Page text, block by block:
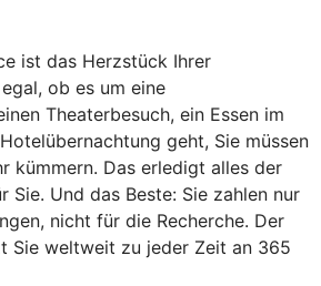
ist das Herzstück Ihrer
ob es um eine
Theaterbesuch, ein Essen im
geht, Sie müssen
kümmern. Das erledigt alles der
Sie. Und das Beste: Sie zahlen nur
nicht für die Recherche. Der
Sie weltweit zu jeder Zeit an 365